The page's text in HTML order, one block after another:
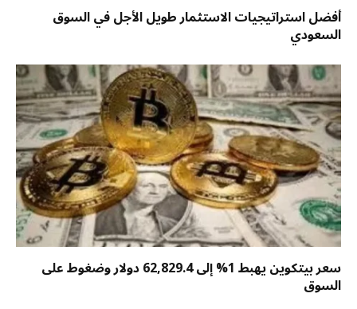
أفضل استراتيجيات الاستثمار طويل الأجل في السوق
السعودي
سعر بيتكوين يهبط 1% إلى 62,829.4 دولار وضغوط على
السوق